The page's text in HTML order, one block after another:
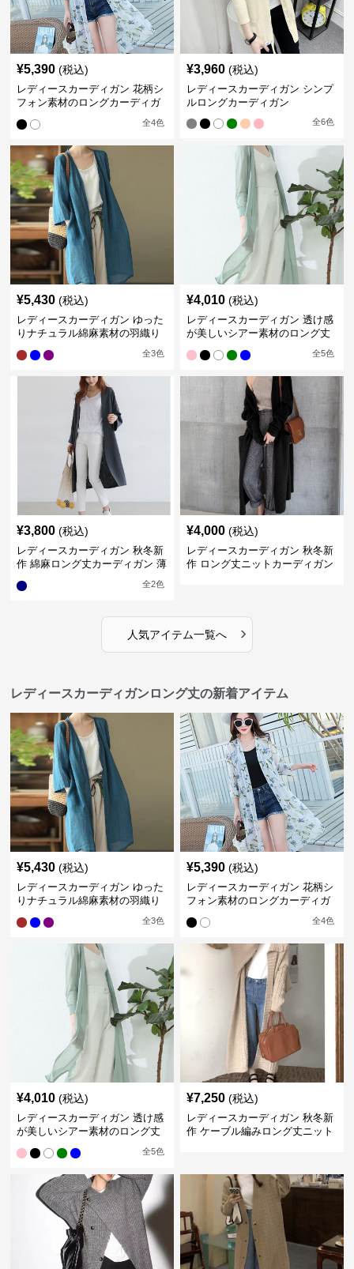
¥5,390 (税込)
レディースカーディガン 花柄シ
フォン素材のロングカーディガ
全4色
¥3,960 (税込)
レディースカーディガン シンプ
ルロングカーディガン
全6色
¥5,430 (税込)
レディースカーディガン ゆった
りナチュラル綿麻素材の羽織り
全3色
¥4,010 (税込)
レディースカーディガン 透け感
が美しいシアー素材のロング丈
全5色
¥3,800 (税込)
レディースカーディガン 秋冬新
作 綿麻ロング丈カーディガン 薄
全2色
¥4,000 (税込)
レディースカーディガン 秋冬新
作 ロング丈ニットカーディガン
人気アイテム一覧へ ›
レディースカーディガンロング丈の新着アイテム
¥5,430 (税込)
レディースカーディガン ゆった
りナチュラル綿麻素材の羽織り
全3色
¥5,390 (税込)
レディースカーディガン 花柄シ
フォン素材のロングカーディガ
全4色
¥4,010 (税込)
レディースカーディガン 透け感
が美しいシアー素材のロング丈
全5色
¥7,250 (税込)
レディースカーディガン 秋冬新
作 ケーブル編みロング丈ニット